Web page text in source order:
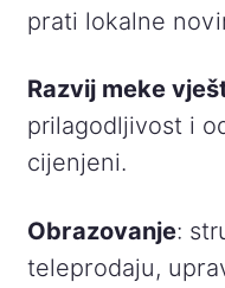
prati lokalne
Razvij meke
prilagodljivost i
cijenjeni.
Obrazovanje:
teleprodaju,